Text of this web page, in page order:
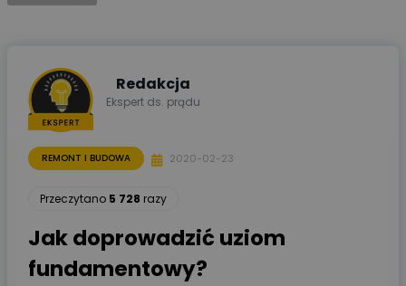
Redakcja
Ekspert ds. prądu
REMONT I BUDOWA 2020-02-23
Przeczytano 5 728 razy
Jak doprowadzić uziom
fundamentowy?